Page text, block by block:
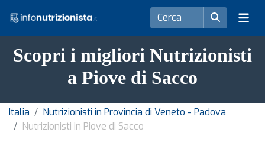
Scopri i migliori Nutrizionisti
a Piove di Sacco
Italia
Nutrizionisti in Provincia di Veneto - Padova
Nutrizionisti in Piove di Sacco